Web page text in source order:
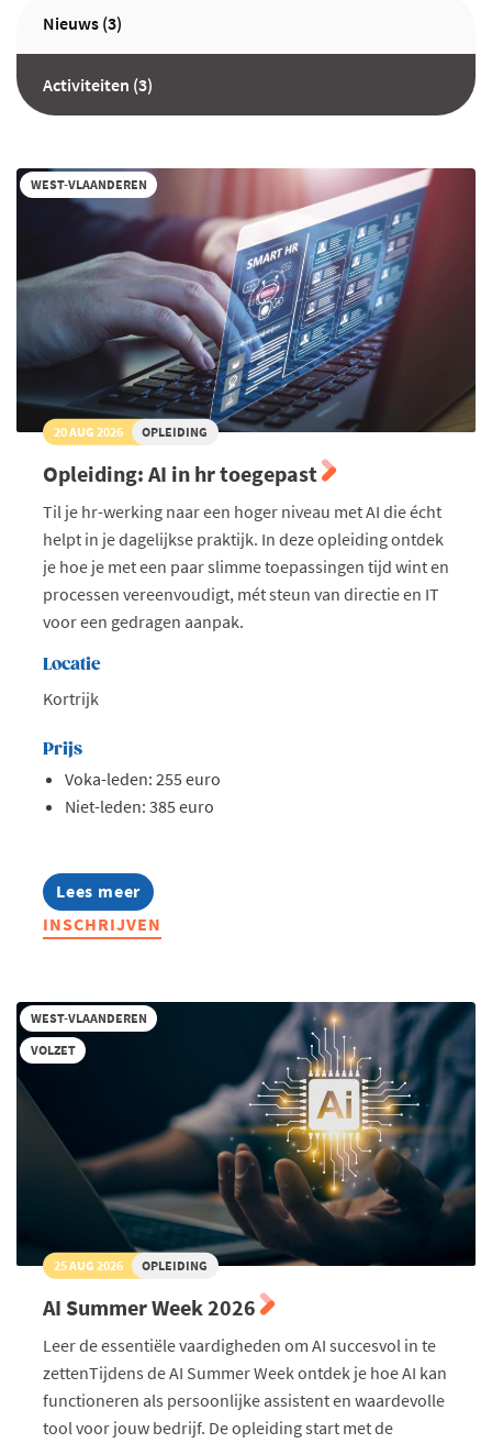
Nieuws (3)
Activiteiten (3)
WEST-VLAANDEREN
20 AUG 2026 OPLEIDING
Opleiding: AI in hr toegepast
Til je hr-werking naar een hoger niveau met AI die écht
helpt in je dagelijkse praktijk. In deze opleiding ontdek
je hoe je met een paar slimme toepassingen tijd wint en
processen vereenvoudigt, mét steun van directie en IT
voor een gedragen aanpak.
Locatie
Kortrijk
Prijs
Voka-leden: 255 euro
Niet-leden: 385 euro
Lees meer
about
Opleiding:
AI
INSCHRIJVEN
WEST-VLAANDEREN
VOLZET
25 AUG 2026 OPLEIDING
AI Summer Week 2026
Leer de essentiële vaardigheden om AI succesvol in te
zettenTijdens de AI Summer Week ontdek je hoe AI kan
functioneren als persoonlijke assistent en waardevolle
tool voor jouw bedrijf. De opleiding start met de